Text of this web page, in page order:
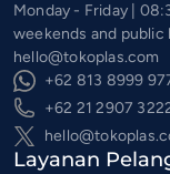
Monday - Friday |
weekends and public
hello@tokoplas.com
+62 813 8999
+62 21 2907
Layanan